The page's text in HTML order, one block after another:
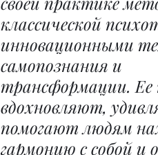
классической
инновационными
самопознания и
трансформации. Ее
вдохновляют,
помогают людям
гармонию с собой